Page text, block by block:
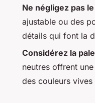
Ne négligez pas
ajustable ou des
détails qui font la
Considérez la
neutres offrent
des couleurs vives